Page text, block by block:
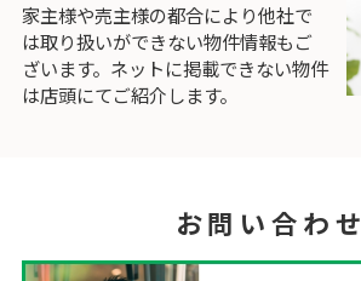
家主様や売主様の都合により他社で
は取り扱いができない物件情報もご
ざいます。ネットに掲載できない物件
は店頭にてご紹介します。
お問い合わせ